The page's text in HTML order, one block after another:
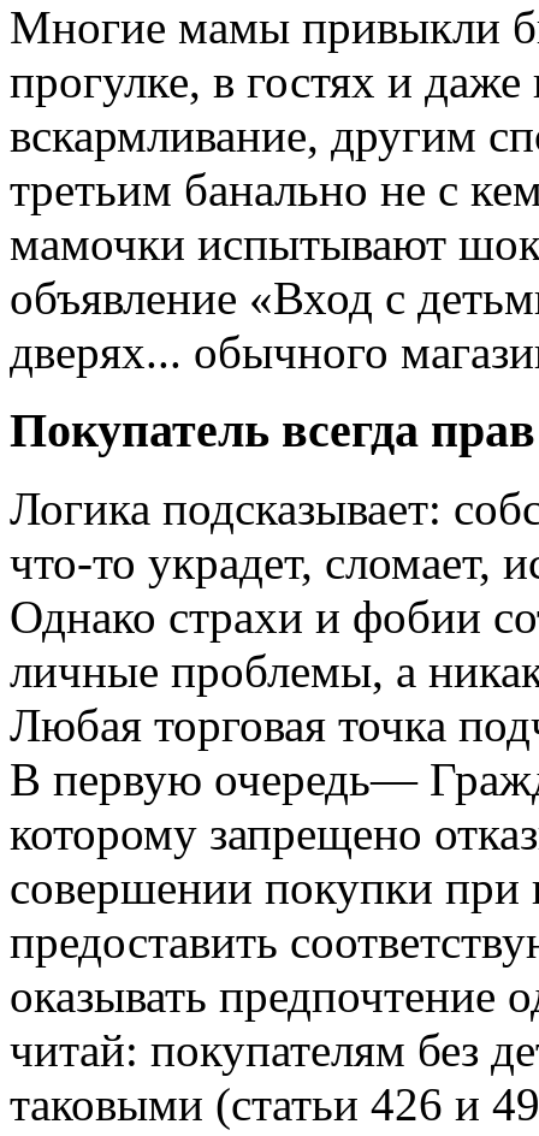
Многие мамы привыкли
прогулке, в гостях и
вскармливание, другим
третьим банально не с
мамочки испытывают
объявление «Вход с
дверях... обычного
Покупатель всегда прав
Логика подсказывает:
что-то украдет, сломает,
Однако страхи и фобии
личные проблемы, а
Любая торговая точка
В первую очередь—
которому запрещено
совершении покупки при
предоставить
оказывать предпочтение
читай: покупателям без
таковыми (статьи 426 и